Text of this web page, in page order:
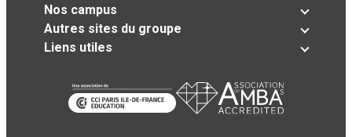
Nos campus
Autres sites du groupe
Liens utiles